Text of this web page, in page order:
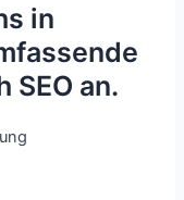
in
SEO an.